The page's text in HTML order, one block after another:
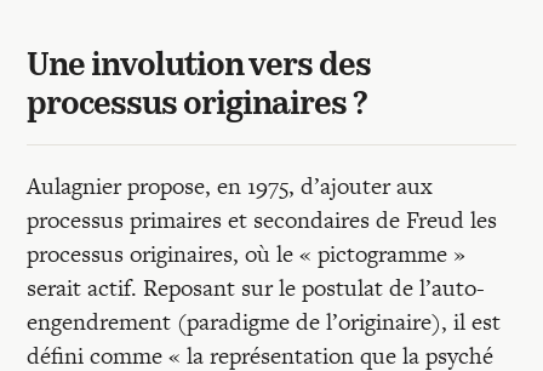
Une involution vers des
processus originaires ?
Aulagnier propose, en 1975, d’ajouter aux
processus primaires et secondaires de Freud les
processus originaires, où le « pictogramme »
serait actif. Reposant sur le postulat de l’auto-
engendrement (paradigme de l’originaire), il est
défini comme « la représentation que la psyché